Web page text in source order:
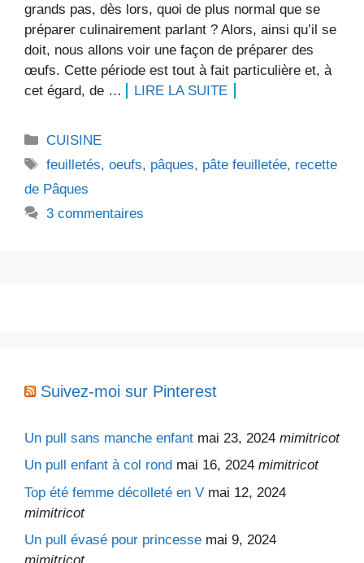
grands pas, dès lors, quoi de plus normal que se
préparer culinairement parlant ? Alors, ainsi qu’il se
doit, nous allons voir une façon de préparer des
œufs. Cette période est tout à fait particulière et, à
cet égard, de …
LIRE LA SUITE
Catégories
CUISINE
Étiquettes
feuilletés,oeufs, pâques, pâte feuilletée, recette
de Pâques
3 commentaires
Suivez-moi sur Pinterest
Un pull sans manche enfant mai 23, 2024 mimitricot
Un pull enfant à col rond mai 16, 2024 mimitricot
Top été femme décolleté en V mai 12, 2024
mimitricot
Un pull évasé pour princesse mai 9, 2024